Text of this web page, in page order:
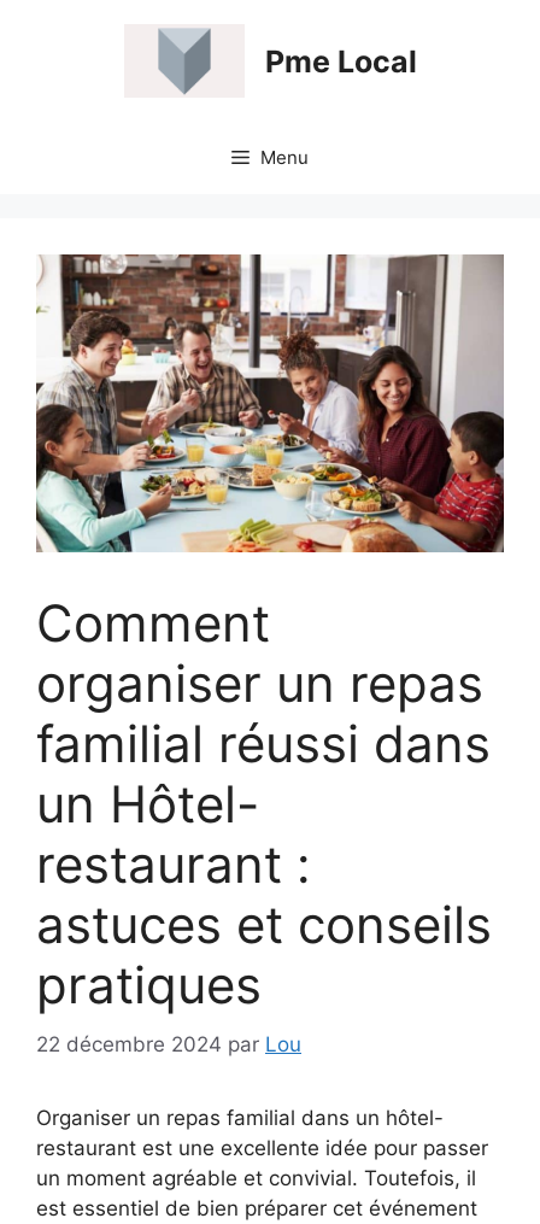
Pme Local
Menu
Comment
organiser un repas
familial réussi dans
un Hôtel-
restaurant :
astuces et conseils
pratiques
22 décembre 2024 par Lou
Organiser un repas familial dans un hôtel-
restaurant est une excellente idée pour passer
un moment agréable et convivial. Toutefois, il
est essentiel de bien préparer cet événement